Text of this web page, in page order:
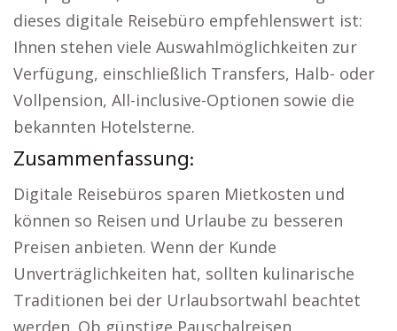
dieses digitale Reisebüro empfehlenswert ist:
Ihnen stehen viele Auswahlmöglichkeiten zur
Verfügung, einschließlich Transfers, Halb- oder
Vollpension, All-inclusive-Optionen sowie die
bekannten Hotelsterne.
Zusammenfassung:
Digitale Reisebüros sparen Mietkosten und
können so Reisen und Urlaube zu besseren
Preisen anbieten. Wenn der Kunde
Unverträglichkeiten hat, sollten kulinarische
Traditionen bei der Urlaubsortwahl beachtet
werden. Ob günstige Pauschalreisen,